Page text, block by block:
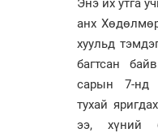
Энэ их утга
анх
хуульд
багтсан
сарын 7-нд
тухай
ээ, хүний